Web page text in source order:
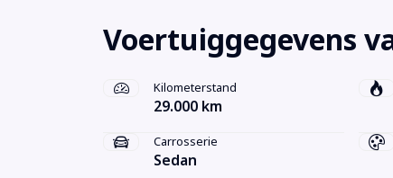
Voertuiggegevens
Kilometerstand
29.000 km
Carrosserie
Sedan